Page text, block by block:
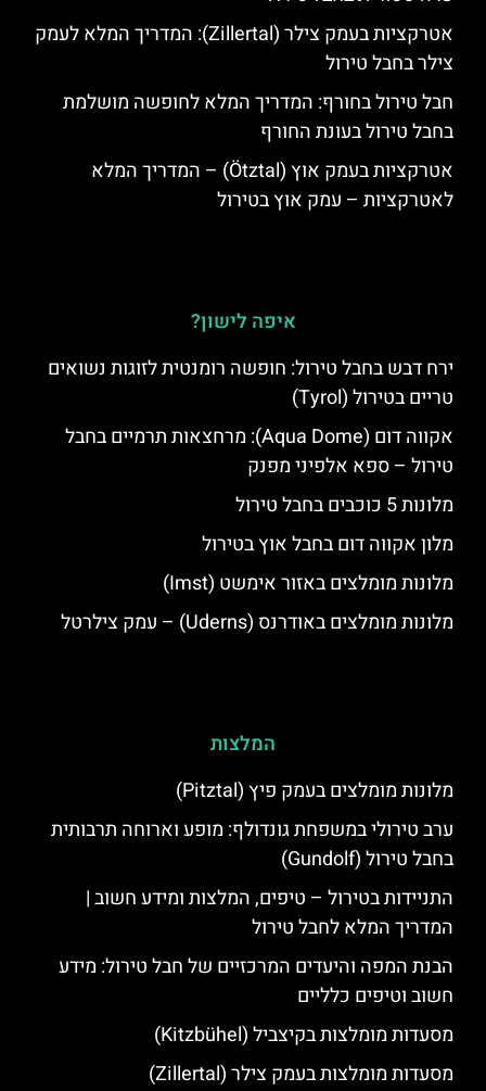
אטרקציות בעמק צילר (Zillertal): המדריך המלא לעמק
צילר בחבל טירול
חבל טירול בחורף: המדריך המלא לחופשה מושלמת
בחבל טירול בעונת החורף
אטרקציות בעמק אוץ (Ötztal) – המדריך המלא
לאטרקציות – עמק אוץ בטירול
איפה לישון?
ירח דבש בחבל טירול: חופשה רומנטית לזוגות נשואים
טריים בטירול (Tyrol)
אקווה דום (Aqua Dome): מרחצאות תרמיים בחבל
טירול – ספא אלפיני מפנק
מלונות 5 כוכבים בחבל טירול
מלון אקווה דום בחבל אוץ בטירול
מלונות מומלצים באזור אימשט (Imst)
מלונות מומלצים באודרנס (Uderns) – עמק צילרטל
המלצות
מלונות מומלצים בעמק פיץ (Pitztal)
ערב טירולי במשפחת גונדולף: מופע וארוחה תרבותית
בחבל טירול (Gundolf)
התניידות בטירול – טיפים, המלצות ומידע חשוב |
המדריך המלא לחבל טירול
הבנת המפה והיעדים המרכזיים של חבל טירול: מידע
חשוב וטיפים כלליים
מסעדות מומלצות בקיצביל (Kitzbühel)
מסעדות מומלצות בעמק צילר (Zillertal)